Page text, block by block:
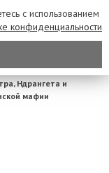
Ндрангета и
мафии
с использованием
конфиденциальности